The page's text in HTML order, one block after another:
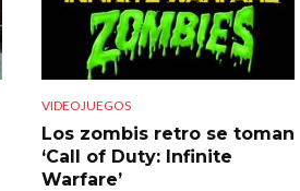
VIDEOJUEGOS
Los zombis retro se toman
‘Call of Duty: Infinite
Warfare’